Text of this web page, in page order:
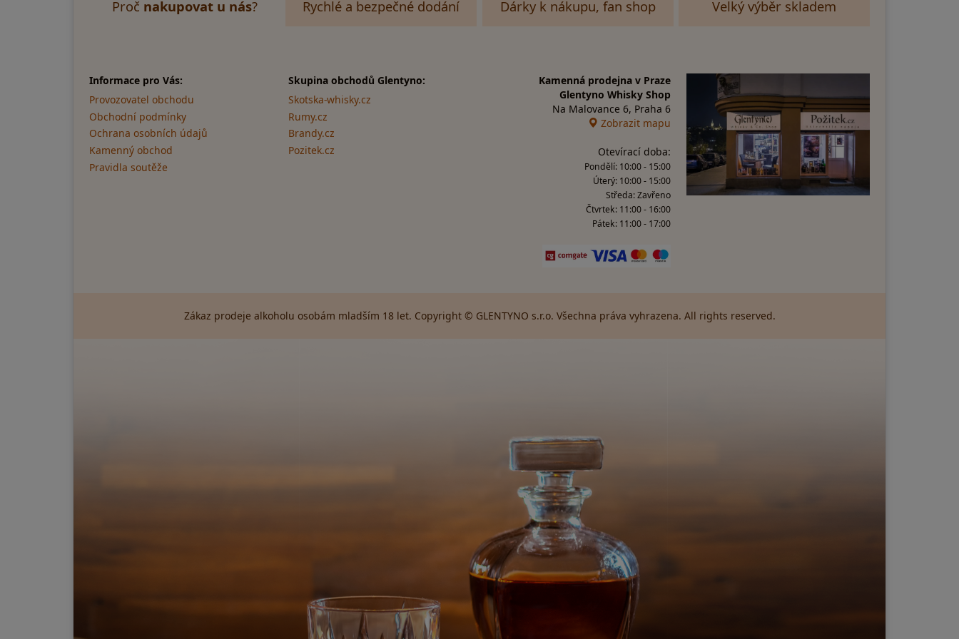
Proč nakupovat u nás? Rychlé a bezpečné dodání Dárky k nákupu, fan shop Velký výběr skladem
Informace pro Vás:
Provozovatel obchodu
Obchodní podmínky
Ochrana osobních údajů
Kamenný obchod
Pravidla soutěže
Skupina obchodů Glentyno:
Skotska-whisky.cz
Rumy.cz
Brandy.cz
Pozitek.cz
Kamenná prodejna v Praze
Glentyno Whisky Shop
Na Malovance 6, Praha 6
Zobrazit mapu
Otevírací doba:
Pondělí: 10:00 - 15:00
Úterý: 10:00 - 15:00
Středa: Zavřeno
Čtvrtek: 11:00 - 16:00
Pátek: 11:00 - 17:00
Zákaz prodeje alkoholu osobám mladším 18 let. Copyright © GLENTYNO s.r.o. Všechna práva vyhrazena. All rights reserved.